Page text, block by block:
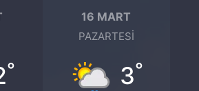
°
16 MART
PAZARTESI
3°